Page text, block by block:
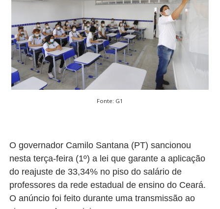
Fonte: G1
O governador Camilo Santana (PT) sancionou
nesta terça-feira (1º) a lei que garante a aplicação
do reajuste de 33,34% no piso do salário de
professores da rede estadual de ensino do Ceará.
O anúncio foi feito durante uma transmissão ao